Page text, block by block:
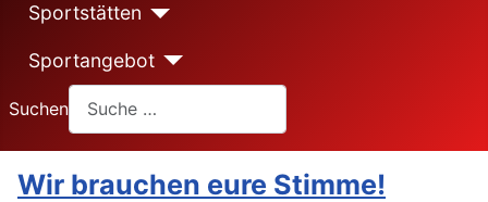
Sportstätten
Sportangebot
Suchen
Wir brauchen eure Stimme!